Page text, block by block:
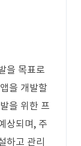
을 목표로
을 개발할
을 위한 프
상되며, 주
하고 관리